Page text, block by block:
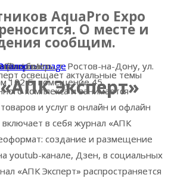
AquaPro Expo
О месте и
сообщим.
Эксперт»
партнер
область, г. Ростов-на-Дону, ул.
102 Б, помещение 45
88
освещает актуальные темы
комплекса и занимается
и услуг в онлайн и офлайн
в себя журнал «АПК
создание и размещение
youtub-канале, Дзен, в социальных
«АПК Эксперт» распространяется
Эксперт»
партнер
область, г. Ростов-на-Дону, ул.
102 Б, помещение 45
88
освещает актуальные темы
комплекса и занимается
и услуг в онлайн и офлайн
в себя журнал «АПК
создание и размещение
youtub-канале, Дзен, в социальных
«АПК Эксперт» распространяется
Expo
2023